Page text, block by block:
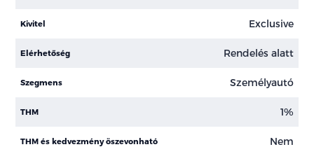
Kivitel Exclusive
Elérhetőség Rendelés alatt
Szegmens Személyautó
THM 1%
THM és kedvezmény öszevonható Nem